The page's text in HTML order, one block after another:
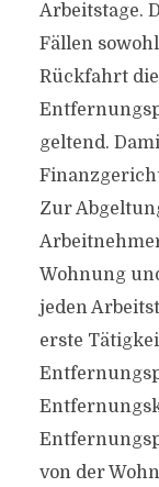
Arbeitstage.
Fällen
Rückfahrt
geltend.
Zur
Wohnung
jeden
erste
von der